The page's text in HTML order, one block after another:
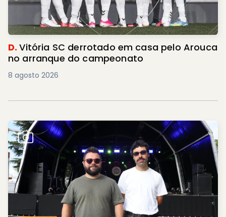
D.Vitória SC derrotado em casa pelo Arouca
no arranque do campeonato
8 agosto 2026